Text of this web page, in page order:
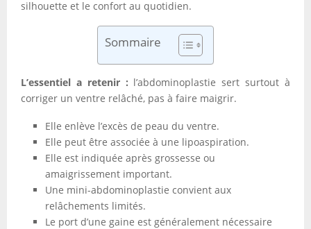
silhouette et le confort au quotidien.
Sommaire
L’essentiel a retenir : l’abdominoplastie sert surtout à
corriger un ventre relâché, pas à faire maigrir.
Elle enlève l’excès de peau du ventre.
Elle peut être associée à une lipoaspiration.
Elle est indiquée après grossesse ou
amaigrissement important.
Une mini-abdominoplastie convient aux
relâchements limités.
Le port d’une gaine est généralement nécessaire